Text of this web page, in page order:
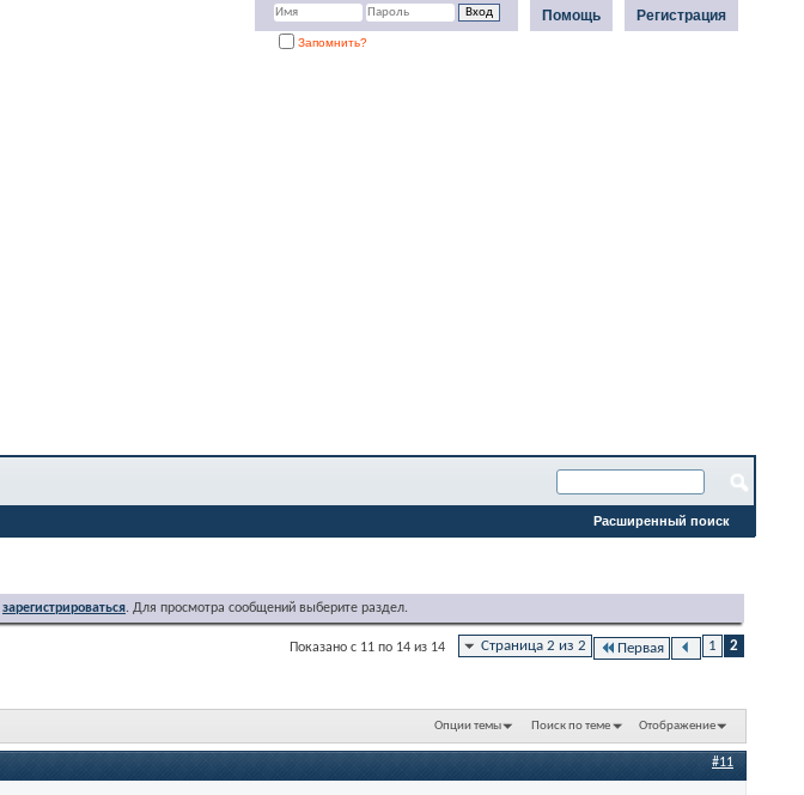
Регистрация
Помощь
Запомнить?
Расширенный поиск
зарегистрироваться. Для просмотра сообщений выберите раздел.
Страница 2 из 2 Первая 1 2
Показано с 11 по 14 из 14
Опции темы Поиск по теме Отображение
#11